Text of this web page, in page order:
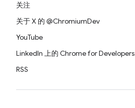
关注
关于 X 的 @ChromiumDev
YouTube
LinkedIn 上的 Chrome for Developers
RSS